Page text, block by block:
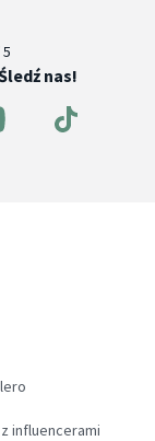
nas!
influencerami